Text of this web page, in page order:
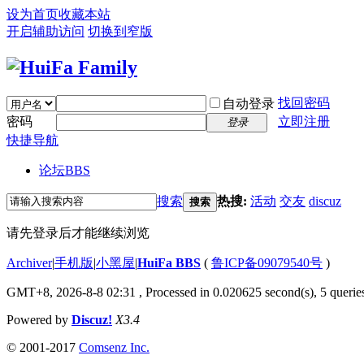
设为首页收藏本站
开启辅助访问 切换到窄版
自动登录 找回密码
密码
登录
立即注册
快捷导航
论坛BBS
搜索 搜索 热搜: 活动 交友 discuz
请先登录后才能继续浏览
Archiver|手机版|小黑屋|HuiFa BBS ( 鲁ICP备09079540号 )
GMT+8, 2026-8-8 02:31 , Processed in 0.020625 second(s), 5
Powered by Discuz! X3.4
© 2001-2017 Comsenz Inc.